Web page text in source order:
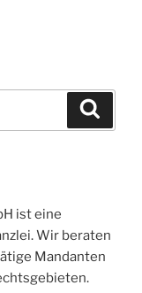
ist eine
Wir beraten
Mandanten